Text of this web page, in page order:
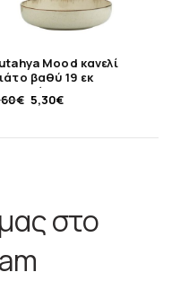
Mood κανελί
βαθύ 19 εκ
€ 5,30€
στο